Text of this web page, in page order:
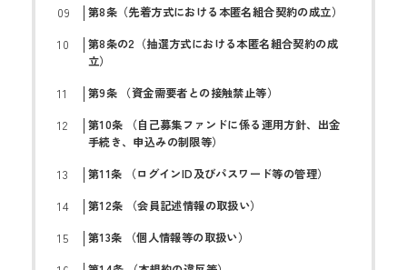
第8条（先着方式における本匿名組合契約の成立）
第8条の2（抽選方式における本匿名組合契約の成
立）
第9条 （資金需要者との接触禁止等）
第10条 （自己募集ファンドに係る運用方針、出金
手続き、申込みの制限等）
第11条 （ログインID及びパスワード等の管理）
第12条 （会員記述情報の取扱い）
第13条 （個人情報等の取扱い）